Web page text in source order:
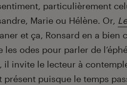
particulièrement
Marie ou Hélène. Or,
et ça, Ronsard en a bien
odes pour parler de
il invite le lecteur à
présent puisque le temps